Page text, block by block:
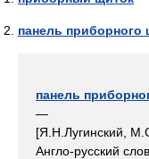
панель приборного
панель
—
[Я.Н.Лугинский,
Англо-русский